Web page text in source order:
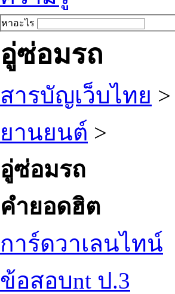
หาอะไร
อู่ซ่อมรถ
สารบัญเว็บไทย >
ยานยนต์ >
อู่ซ่อมรถ
คำยอดฮิต
การ์ดวาเลนไทน์
ข้อสอบnt ป.3